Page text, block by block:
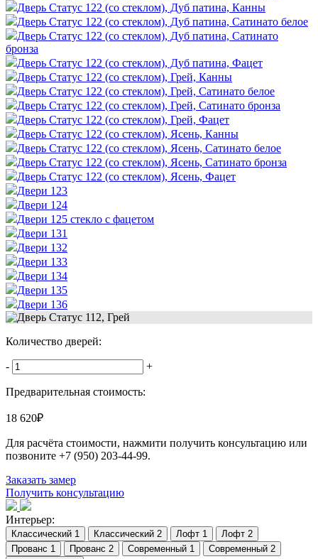
Дверь Статус 122 (со стеклом), Дуб патина, Канны
Дверь Статус 122 (со стеклом), Дуб патина, Сатинато белое
Дверь Статус 122 (со стеклом), Дуб патина, Сатинато
бронза
Дверь Статус 122 (со стеклом), Дуб патина, Фацет
Дверь Статус 122 (со стеклом), Грей, Канны
Дверь Статус 122 (со стеклом), Грей, Сатинато белое
Дверь Статус 122 (со стеклом), Грей, Сатинато бронза
Дверь Статус 122 (со стеклом), Грей, Фацет
Дверь Статус 122 (со стеклом), Ясень, Канны
Дверь Статус 122 (со стеклом), Ясень, Сатинато белое
Дверь Статус 122 (со стеклом), Ясень, Сатинато бронза
Дверь Статус 122 (со стеклом), Ясень, Фацет
Двери 123
Двери 124
Двери 125 стекло с фацетом
Двери 131
Двери 132
Двери 133
Двери 134
Двери 135
Двери 136
Количество дверей:
- +
Предварительная стоимость:
18 620₽
Для расчёта стоимости, нажмити получить консультацию или
позвоните +7 (950) 203-44-99.
Заказать замер
Получить консультацию
Интерьер: